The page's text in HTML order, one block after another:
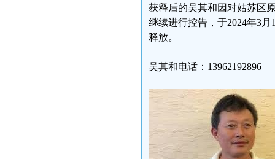
获释后的吴其和因对姑苏区
继续进行控告，于2024年3
释放。
吴其和电话：13962192896